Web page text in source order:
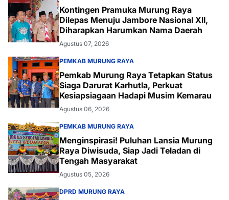
Kontingen Pramuka Murung Raya
Dilepas Menuju Jambore Nasional XII,
Diharapkan Harumkan Nama Daerah
Agustus 07, 2026
PEMKAB MURUNG RAYA
Pemkab Murung Raya Tetapkan Status
Siaga Darurat Karhutla, Perkuat
Kesiapsiagaan Hadapi Musim Kemarau
Agustus 06, 2026
PEMKAB MURUNG RAYA
Menginspirasi! Puluhan Lansia Murung
Raya Diwisuda, Siap Jadi Teladan di
Tengah Masyarakat
Agustus 05, 2026
DPRD MURUNG RAYA